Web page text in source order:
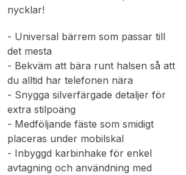
nycklar!
- Universal bärrem som passar till
det mesta
- Bekväm att bära runt halsen så att
du alltid har telefonen nära
- Snygga silverfärgade detaljer för
extra stilpoäng
- Medföljande fäste som smidigt
placeras under mobilskal
- Inbyggd karbinhake för enkel
avtagning och användning med